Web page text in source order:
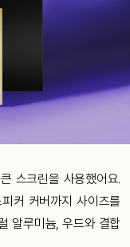
스크린을 사용했어요.
커 커버까지 사이즈를
알루미늄, 우드와 결합